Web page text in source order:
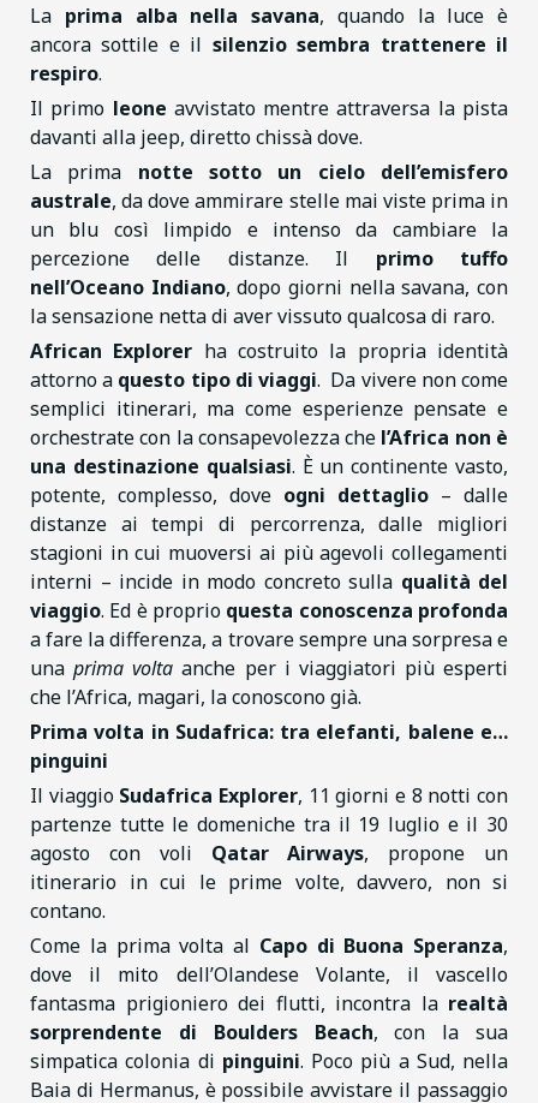
La prima alba nella savana, quando la luce è
ancora sottile e il silenzio sembra trattenere il
respiro.
Il primo leone avvistato mentre attraversa la pista
davanti alla jeep, diretto chissà dove.
La prima notte sotto un cielo dell’emisfero
australe, da dove ammirare stelle mai viste prima in
un blu così limpido e intenso da cambiare la
percezione delle distanze. Il primo tuffo
nell’Oceano Indiano, dopo giorni nella savana, con
la sensazione netta di aver vissuto qualcosa di raro.
African Explorer ha costruito la propria identità
attorno a questo tipo di viaggi. Da vivere non come
semplici itinerari, ma come esperienze pensate e
orchestrate con la consapevolezza che l’Africa non è
una destinazione qualsiasi. È un continente vasto,
potente, complesso, dove ogni dettaglio – dalle
distanze ai tempi di percorrenza, dalle migliori
stagioni in cui muoversi ai più agevoli collegamenti
interni – incide in modo concreto sulla qualità del
viaggio. Ed è proprio questa conoscenza profonda
a fare la differenza, a trovare sempre una sorpresa e
unaprima volta anche per i viaggiatori più esperti
che l’Africa, magari, la conoscono già.
Prima volta in Sudafrica: tra elefanti, balene e…
pinguini
Il viaggio Sudafrica Explorer, 11 giorni e 8 notti con
partenze tutte le domeniche tra il 19 luglio e il 30
agosto con voli Qatar Airways, propone un
itinerario in cui le prime volte, davvero, non si
contano.
Come la prima volta al Capo di Buona Speranza,
dove il mito dell’Olandese Volante, il vascello
fantasma prigioniero dei flutti, incontra la realtà
sorprendente di Boulders Beach, con la sua
simpatica colonia di pinguini. Poco più a Sud, nella
Baia di Hermanus, è possibile avvistare il passaggio